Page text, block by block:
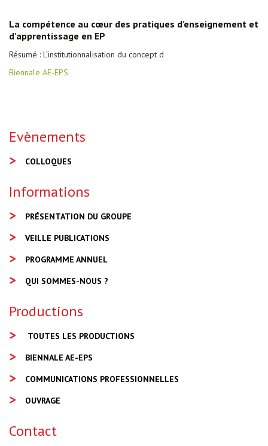
La compétence au cœur des pratiques d’enseignement et
d’apprentissage en EP
Résumé : L’institutionnalisation du concept d
Biennale AE-EPS
Evènements
COLLOQUES
Informations
PRÉSENTATION DU GROUPE
VEILLE PUBLICATIONS
PROGRAMME ANNUEL
QUI SOMMES-NOUS ?
Productions
TOUTES LES PRODUCTIONS
BIENNALE AE-EPS
COMMUNICATIONS PROFESSIONNELLES
OUVRAGE
Contact